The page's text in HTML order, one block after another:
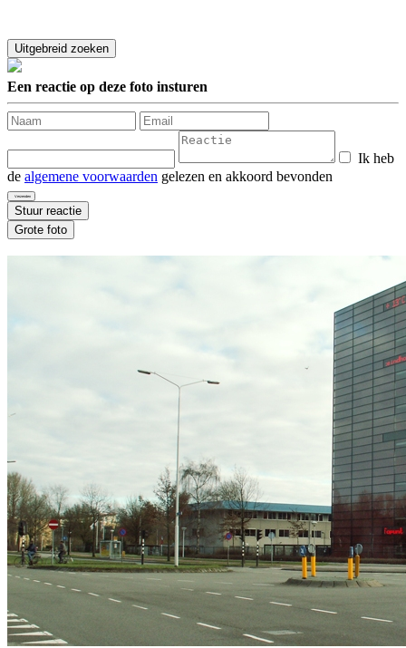
Een reactie op deze foto insturen
Ik heb
de algemene voorwaarden gelezen en akkoord bevonden